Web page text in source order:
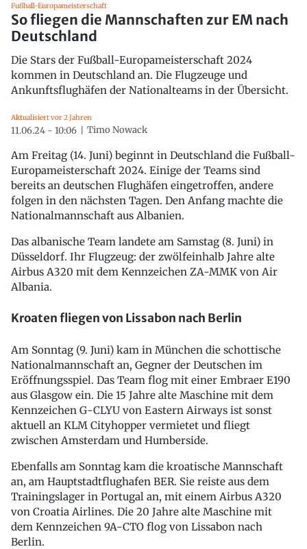
Fußball-Europameisterschaft
So fliegen die Mannschaften zur EM nach
Deutschland
Die Stars der Fußball-Europameisterschaft 2024
kommen in Deutschland an. Die Flugzeuge und
Ankunftsflughäfen der Nationalteams in der Übersicht.
Aktualisiert vor 2 Jahren
11.06.24 - 10:06 Timo Nowack
Am Freitag (14. Juni) beginnt in Deutschland die Fußball-
Europameisterschaft 2024. Einige der Teams sind
bereits an deutschen Flughäfen eingetroffen, andere
folgen in den nächsten Tagen. Den Anfang machte die
Nationalmannschaft aus Albanien.
Das albanische Team landete am Samstag (8. Juni) in
Düsseldorf. Ihr Flugzeug: der zwölfeinhalb Jahre alte
Airbus A320 mit dem Kennzeichen ZA-MMK von Air
Albania.
Kroaten fliegen von Lissabon nach Berlin
Am Sonntag (9. Juni) kam in München die schottische
Nationalmannschaft an, Gegner der Deutschen im
Eröffnungsspiel. Das Team flog mit einer Embraer E190
aus Glasgow ein. Die 15 Jahre alte Maschine mit dem
Kennzeichen G-CLYU von Eastern Airways ist sonst
aktuell an KLM Cityhopper vermietet und fliegt
zwischen Amsterdam und Humberside.
Ebenfalls am Sonntag kam die kroatische Mannschaft
an, am Hauptstadtflughafen BER. Sie reiste aus dem
Trainingslager in Portugal an, mit einem Airbus A320
von Croatia Airlines. Die 20 Jahre alte Maschine mit
dem Kennzeichen 9A-CTO flog von Lissabon nach
Berlin.